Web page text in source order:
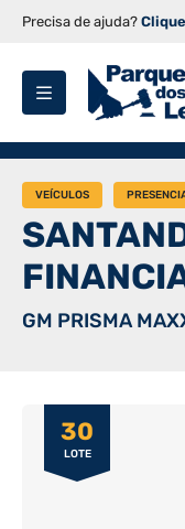
Precisa de ajuda?
VEÍCULOS
GM PRISMA
30
LOTE